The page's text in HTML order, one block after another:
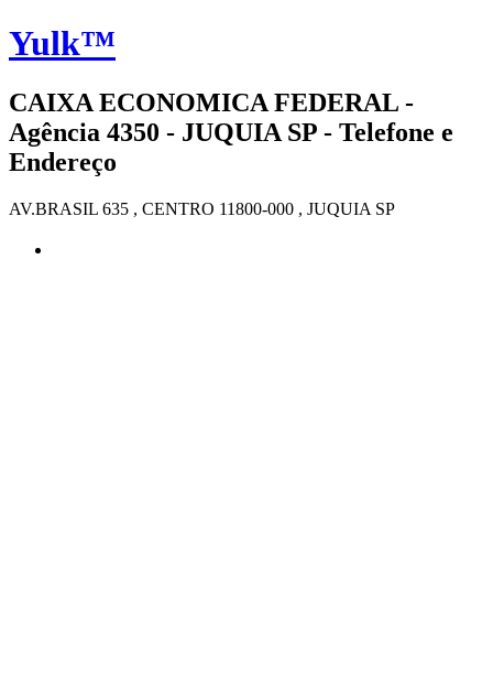
Yulk™
CAIXA ECONOMICA FEDERAL -
Agência 4350 - JUQUIA SP - Telefone e
Endereço
AV.BRASIL 635 , CENTRO 11800-000 , JUQUIA SP